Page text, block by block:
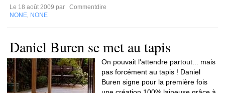
Le 18 août 2009 par
Commentdire
NONE NONE
Daniel Buren se met au tapis
On pouvait l'attendre partout... mais
pas forcément au tapis ! Daniel
Buren signe pour la première fois